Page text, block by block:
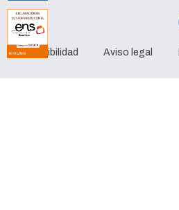
Accesibilidad Aviso legal